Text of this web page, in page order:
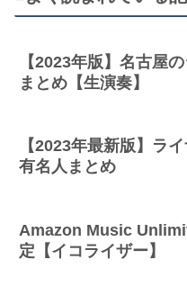
【2023年版】名古屋
まとめ【生演奏】
【2023年最新版】ラ
有名人まとめ
Amazon Music
定【イコライザー】